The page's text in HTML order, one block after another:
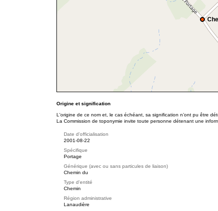
Origine et signification
L'origine de ce nom et, le cas échéant, sa signification n’ont pu être
La Commission de toponymie invite toute personne détenant une
Date d'officialisation
2001-08-22
Spécifique
Portage
Générique (avec ou sans particules de liaison)
Chemin du
Type d'entité
Chemin
Région administrative
Lanaudière